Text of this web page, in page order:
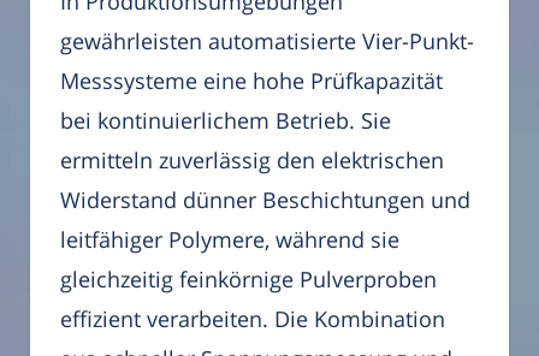
gewährleisten automatisierte Vier-Punkt-
Messsysteme eine hohe Prüfkapazität
bei kontinuierlichem Betrieb. Sie
ermitteln zuverlässig den elektrischen
Widerstand dünner Beschichtungen und
leitfähiger Polymere, während sie
gleichzeitig feinkörnige Pulverproben
effizient verarbeiten. Die Kombination